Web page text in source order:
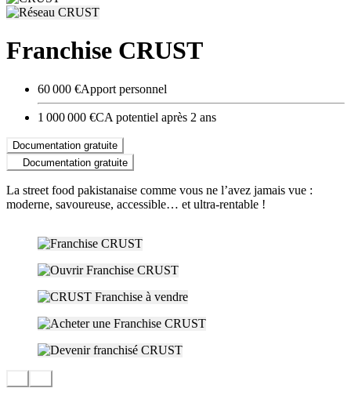
Franchise CRUST
60 000 €Apport personnel
1 000 000 €CA potentiel après 2 ans
Documentation gratuite
Documentation gratuite
La street food pakistanaise comme vous ne l’avez jamais vue :
moderne, savoureuse, accessible… et ultra-rentable !